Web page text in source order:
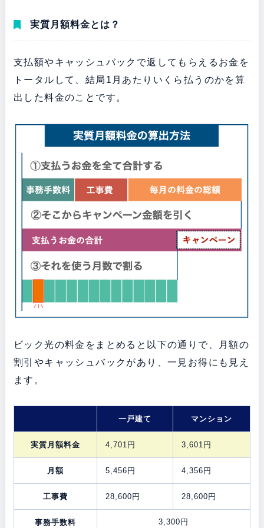
実質月額料金とは？
支払額やキャッシュバックで返してもらえるお金を
トータルして、結局1月あたりいくら払うのかを算
出した料金のことです。
ビック光の料金をまとめると以下の通りで、月額の
割引やキャッシュバックがあり、一見お得にも見え
ます。
一戸建て マンション
実質月額料金 4,701円 3,601円
月額 5,456円 4,356円
工事費 28,600円 28,600円
事務手数料 3,300円